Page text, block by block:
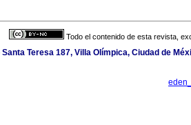
Todo el contenido de esta revista,
Teresa 187, Villa Olímpica, Ciudad de